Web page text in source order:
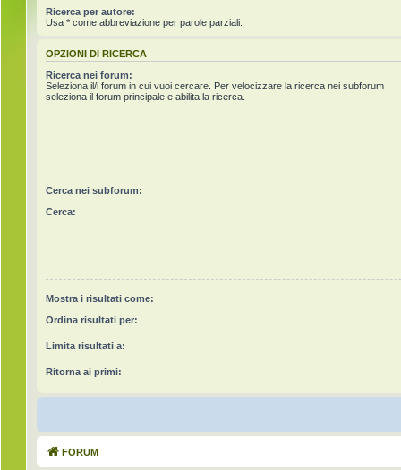
Ricerca per autore:
Usa * come abbreviazione per parole parziali.
OPZIONI DI RICERCA
Ricerca nei forum:
Seleziona il/i forum in cui vuoi cercare. Per velocizzare la ricerca nei subforum
seleziona il forum principale e abilita la ricerca.
Cerca nei subforum:
Cerca:
Mostra i risultati come:
Ordina risultati per:
Limita risultati a:
Ritorna ai primi:
FORUM